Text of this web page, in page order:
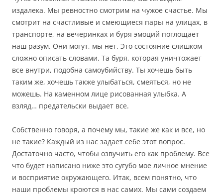
издалека. Мы ревностно смотрим на чужое счастье. Мы
смотрит на счастливые и смеющиеся пары на улицах, в
транспорте, на вечеринках и буря эмоций поглощает
наш разум. Они могут, мы нет. Это состояние слишком
сложно описать словами. Та буря, которая уничтожает
все внутри, подобна самоубийству. Ты хочешь быть
таким же, хочешь также улыбаться, смеяться, но не
можешь. На каменном лице рисованная улыбка. А
взляд… предательски выдает все.
Собственно говоря, а почему мы, такие же как и все, но
не такие? Каждый из нас задает себе этот вопрос.
Достаточно часто, чтобы озвучить его как проблему. Все
что будет написано ниже это сугубо мое личное мнение
и восприятие окружающего. Итак, всем понятно, что
наши проблемы кроются в нас самих. Мы сами создаем